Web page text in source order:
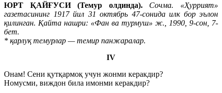
ЮРТ ҚАЙҒУСИ (Темур олдинда).
Сочма. «Ҳуррият»
газетасининг 1917 йил 31 октябрь 47-сонида илк бор эълон
қилинган. Қайта нашри: «Фан ва турмуш» ж., 1990, 9-сон, 7-
бет.
* қарлуқ темурлар — темир панжаралар.
IV
Онам! Сени қутқармоқ учун жонми керакдир?
Номусми, виждон била имонми керакдир?